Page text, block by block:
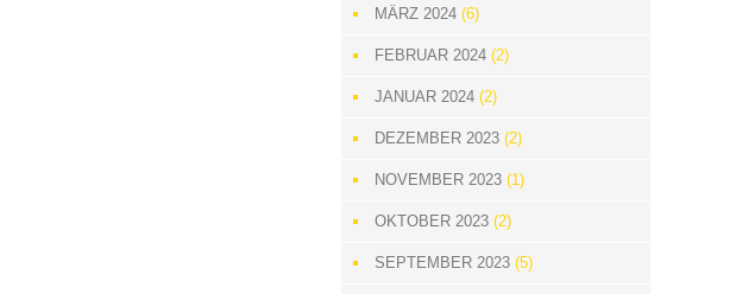
MÄRZ 2024(6)
FEBRUAR 2024(2)
JANUAR 2024(2)
DEZEMBER 2023(2)
NOVEMBER 2023(1)
OKTOBER 2023(2)
SEPTEMBER 2023(5)